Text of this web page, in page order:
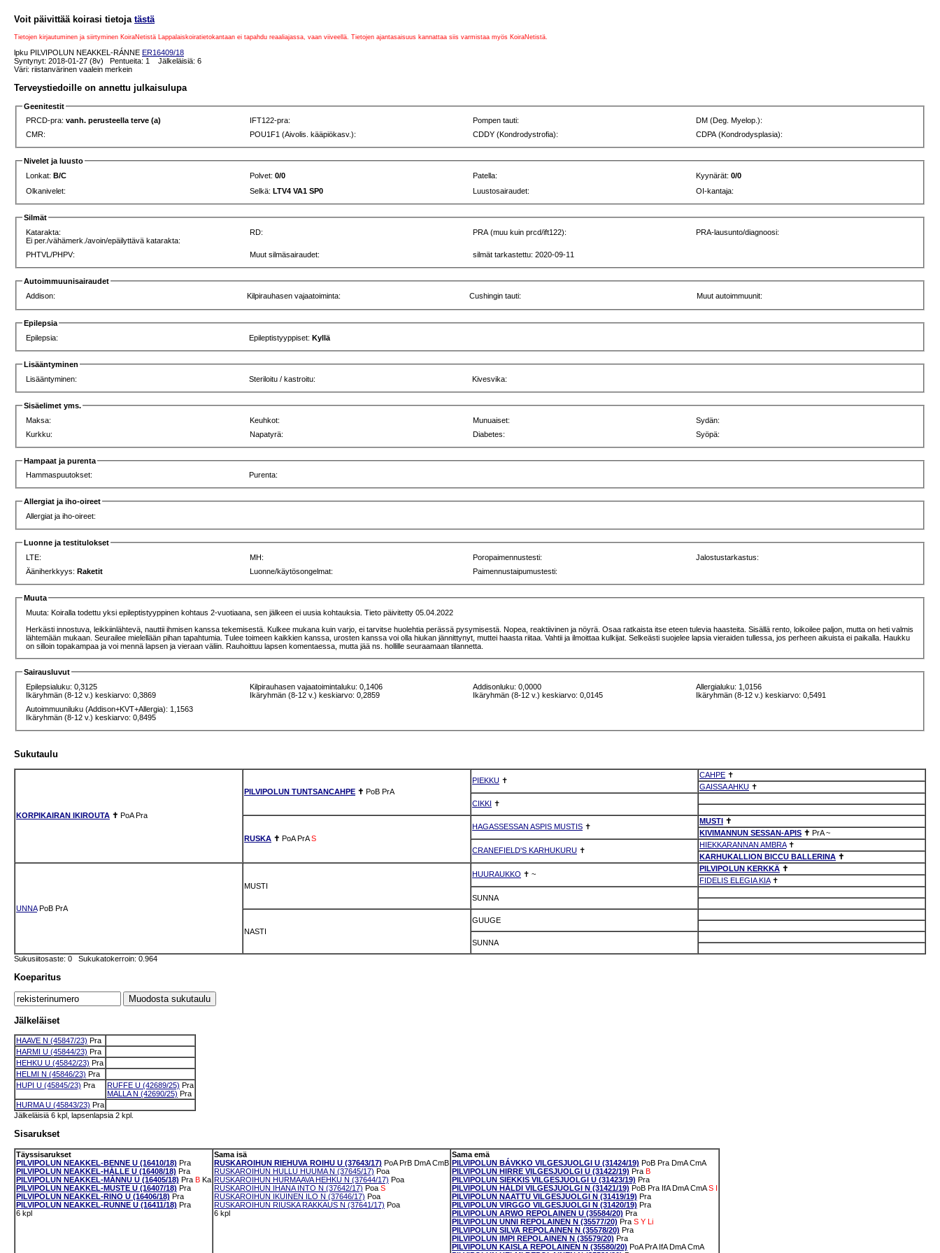
Voit päivittää koirasi tietoja tästä
Tietojen kirjautuminen ja siirtyminen KoiraNetistä Lappalaiskoiratietokantaan ei tapahdu reaaliajassa, vaan viiveellä. Tietojen ajantasaisuus kannattaa siis varmistaa myös KoiraNetistä.
lpku PILVIPOLUN NEAKKEL-RÁNNE ER16409/18
Syntynyt: 2018-01-27 (8v) Pentueita: 1 Jälkeläisiä: 6
Väri: riistanvärinen vaalein merkein
Terveystiedoille on annettu julkaisulupa
Geenitestit
PRCD-pra:vanh. perusteella terve (a) IFT122-pra: Pompen tauti:
DM (Deg. Myelop.):
CMR:
POU1F1 (Aivolis. kääpiökasv.): CDDY (Kondrodystrofia): CDPA (Kondrodysplasia):
Nivelet ja luusto
Lonkat:B/C Polvet:0/0 Patella: Kyynärät:0/0
Olkanivelet:
Selkä:LTV4 VA1 SP0 Luustosairaudet: OI-kantaja:
Silmät
Katarakta:
Ei per./vähämerk./avoin/epäilyttävä katarakta:
RD: PRA (muu kuin prcd/ift122): PRA-lausunto/diagnoosi:
PHTVL/PHPV: Muut silmäsairaudet: silmät tarkastettu: 2020-09-11
Autoimmuunisairaudet
Addison:
Kilpirauhasen vajaatoiminta: Cushingin tauti: Muut autoimmuunit:
Epilepsia
Epilepsia:
Epileptistyyppiset: Kyllä
Lisääntyminen
Lisääntyminen:
Steriloitu / kastroitu: Kivesvika:
Sisäelimet yms.
Maksa:
Keuhkot: Munuaiset:
Sydän:
Kurkku:
Napatyrä: Diabetes: Syöpä:
Hampaat ja purenta
Hammaspuutokset:
Purenta:
Allergiat ja iho-oireet
Allergiat ja iho-oireet:
Luonne ja testitulokset
LTE:
MH: Poropaimennustesti:
Jalostustarkastus:
Ääniherkkyys:Raketit Luonne/käytösongelmat: Paimennustaipumustesti:
Muuta
Muuta: Koiralla todettu yksi epileptistyyppinen kohtaus 2-vuotiaana, sen jälkeen ei uusia kohtauksia. Tieto päivitetty 05.04.2022
Herkästi innostuva, leikkiinlähtevä, nauttii ihmisen kanssa tekemisestä. Kulkee mukana kuin varjo, ei tarvitse huolehtia perässä pysymisestä. Nopea, reaktiivinen ja nöyrä. Osaa ratkaista itse eteen tulevia haasteita. Sisällä rento, loikoilee paljon, mutta on heti valmis
lähtemään mukaan. Seurailee mielellään pihan tapahtumia. Tulee toimeen kaikkien kanssa, urosten kanssa voi olla hiukan jännittynyt, muttei haasta riitaa. Vahtii ja ilmoittaa kulkijat. Selkeästi suojelee lapsia vieraiden tullessa, jos perheen aikuista ei paikalla. Haukku
on silloin topakampaa ja voi mennä lapsen ja vieraan väliin. Rauhoittuu lapsen komentaessa, mutta jää ns. hollille seuraamaan tilannetta.
Sairausluvut
Epilepsialuku: 0,3125
Ikäryhmän (8-12 v.) keskiarvo: 0,3869
Kilpirauhasen vajaatoimintaluku: 0,1406
Ikäryhmän (8-12 v.) keskiarvo: 0,2859
Addisonluku: 0,0000
Ikäryhmän (8-12 v.) keskiarvo: 0,0145
Allergialuku: 1,0156
Ikäryhmän (8-12 v.) keskiarvo: 0,5491
Autoimmuuniluku (Addison+KVT+Allergia): 1,1563
Ikäryhmän (8-12 v.) keskiarvo: 0,8495
Sukutaulu
KORPIKAIRAN IKIROUTA ✝ PoA Pra
PILVIPOLUN TUNTSANCAHPE ✝ PoB PrA
PIEKKU ✝
CAHPE ✝
GAISSA AHKU ✝
CIKKI ✝
RUSKA ✝ PoA PrA S
HAGASSESSAN ASPIS MUSTIS ✝
MUSTI ✝
KIVIMANNUN SESSAN-APIS ✝ PrA ~
CRANEFIELD'S KARHUKURU ✝
HIEKKARANNAN AMBRA✝
KARHUKALLION BICCU BALLERINA ✝
UNNA PoB PrA
MUSTI
HUURAUKKO ✝ ~
PILVIPOLUN KERKKÄ ✝
FIDELIS ELEGIA KIA✝
SUNNA
NASTI
GUUGE
SUNNA
Sukusiitosaste: 0 Sukukatokerroin: 0.964
Koeparitus
Jälkeläiset
HAAVE N (45847/23) Pra
HARMI U (45844/23) Pra
HEHKU U (45842/23) Pra
HELMI N (45846/23) Pra
HUPI U (45845/23) Pra RUFFE U (42689/25) Pra
MALLA N (42690/25) Pra
HURMA U (45843/23) Pra
Jälkeläisiä 6 kpl, lapsenlapsia 2 kpl.
Sisarukset
Täyssisarukset
PILVIPOLUN NEAKKEL-BENNE U (16410/18) Pra
PILVIPOLUN NEAKKEL-HÁLLE U (16408/18) Pra
PILVIPOLUN NEAKKEL-MÁNNU U (16405/18) Pra B Ka
PILVIPOLUN NEAKKEL-MUSTE U (16407/18) Pra
PILVIPOLUN NEAKKEL-RINO U (16406/18) Pra
PILVIPOLUN NEAKKEL-RUNNE U (16411/18) Pra
6 kpl
Sama isä
RUSKAROIHUN RIEHUVA ROIHU U (37643/17) PoA PrB DmA CmB
RUSKAROIHUN HULLU HUUMA N (37645/17) Poa
RUSKAROIHUN HURMAAVA HEHKU N (37644/17) Poa
RUSKAROIHUN IHANA INTO N (37642/17) Poa S
RUSKAROIHUN IKUINEN ILO N (37646/17) Poa
RUSKAROIHUN RIUSKA RAKKAUS N (37641/17) Poa
6 kpl
Sama emä
PILVIPOLUN BÁVKKO VILGESJUOLGI U (31424/19) PoB Pra DmA CmA
PILVIPOLUN HIRRE VILGESJUOLGI U (31422/19) Pra B
PILVIPOLUN SIEKKIS VILGESJUOLGI U (31423/19) Pra
PILVIPOLUN HÁLDI VILGESJUOLGI N (31421/19) PoB Pra IfA DmA CmA S I
PILVIPOLUN NAATTU VILGESJUOLGI N (31419/19) Pra
PILVIPOLUN VIRGGO VILGESJUOLGI N (31420/19) Pra
PILVIPOLUN ARWO REPOLAINEN U (35584/20) Pra
PILVIPOLUN UNNI REPOLAINEN N (35577/20) Pra S Y Li
PILVIPOLUN SILVA REPOLAINEN N (35578/20) Pra
PILVIPOLUN IMPI REPOLAINEN N (35579/20) Pra
PILVIPOLUN KAISLA REPOLAINEN N (35580/20) PoA PrA IfA DmA CmA